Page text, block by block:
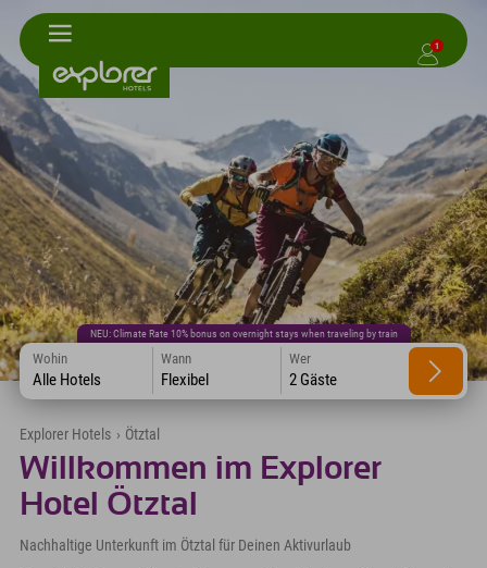
1
NEU: Climate Rate 10% bonus on overnight stays when traveling by train
Wohin
Alle Hotels
Wann
Flexibel
Wer
2 Gäste
Explorer Hotels › Ötztal
Willkommen im Explorer
Hotel Ötztal
Nachhaltige Unterkunft im Ötztal für Deinen Aktivurlaub